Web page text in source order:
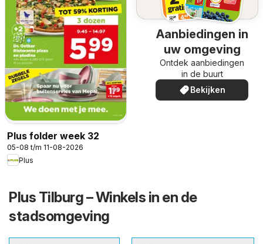
Plus folder week 32
05-08 t/m 11-08-2026
Plus
Aanbiedingen in
uw omgeving
Ontdek aanbiedingen
in de buurt
Bekijken
Plus Tilburg – Winkels in en de
stadsomgeving